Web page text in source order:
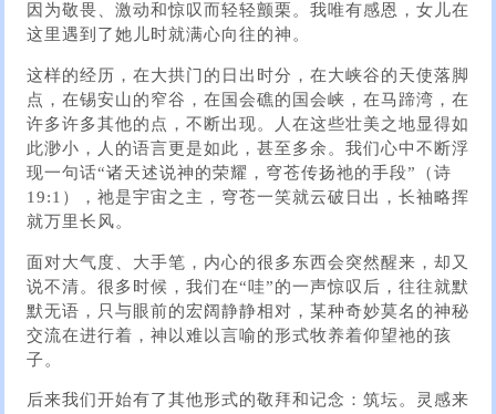
因为敬畏、激动和惊叹而轻轻颤栗。我唯有感恩，女儿在
这里遇到了她儿时就满心向往的神。
这样的经历，在大拱门的日出时分，在大峡谷的天使落脚
点，在锡安山的窄谷，在国会礁的国会峡，在马蹄湾，在
许多许多其他的点，不断出现。人在这些壮美之地显得如
此渺小，人的语言更是如此，甚至多余。我们心中不断浮
现一句话“诸天述说神的荣耀，穹苍传扬祂的手段”（诗
19:1），祂是宇宙之主，穹苍一笑就云破日出，长袖略挥
就万里长风。
面对大气度、大手笔，内心的很多东西会突然醒来，却又
说不清。很多时候，我们在“哇”的一声惊叹后，往往就默
默无语，只与眼前的宏阔静静相对，某种奇妙莫名的神秘
交流在进行着，神以难以言喻的形式牧养着仰望祂的孩
子。
后来我们开始有了其他形式的敬拜和记念：筑坛。灵感来